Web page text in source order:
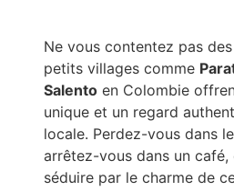
Ne vous contentez pas
petits villages comme
Salento en Colombie
unique et un regard
locale. Perdez-vous dans
arrêtez-vous dans un
séduire par le charme de